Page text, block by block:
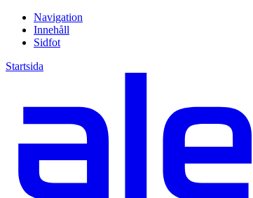
Navigation
Innehåll
Sidfot
Startsida